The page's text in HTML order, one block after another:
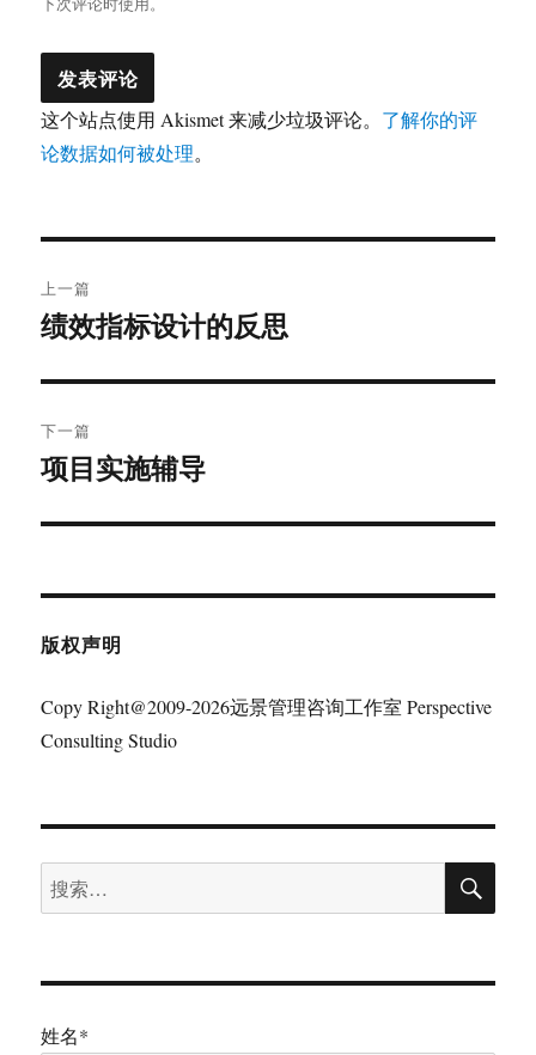
这个站点使用 Akismet 来减少垃圾评论。 了解你的评
论数据如何被处理。
章
航
上一篇
上
文
章：
绩效指标设计的反思
下一篇
下
文
项目实施辅导
版权声明
Copy Right@2009-2026远景管理咨询工作室 Perspective
Consulting Studio
搜
索：
搜
姓名*